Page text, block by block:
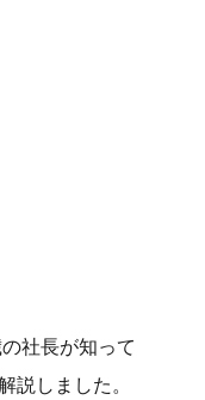
社長が知って
説しました。